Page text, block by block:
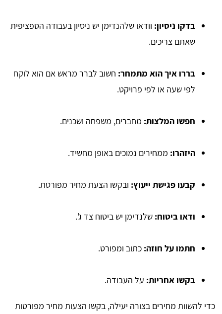
בדקו ניסיון: וודאו שלהנדימן יש ניסיון בעבודה הספציפית
שאתם צריכים.
בררו איך הוא מתמחר: חשוב לברר מראש אם הוא לוקח
לפי שעה או לפי פרויקט.
חפשו המלצות: מחברים, משפחה ושכנים.
היזהרו: ממחירים נמוכים באופן מחשיד.
קבעו פגישת ייעוץ: ובקשו הצעת מחיר מפורטת.
ודאו ביטוח: שלנדימן יש ביטוח צד ג'.
חתמו על חוזה: כתוב ומפורט.
בקשו אחריות: על העבודה.
כדי להשוות מחירים בצורה יעילה, בקשו הצעות מחיר מפורטות